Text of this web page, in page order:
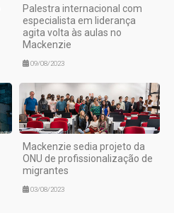
Palestra internacional com
especialista em liderança
agita volta às aulas no
Mackenzie
09/08/2023
Mackenzie sedia projeto da
ONU de profissionalização de
migrantes
03/08/2023